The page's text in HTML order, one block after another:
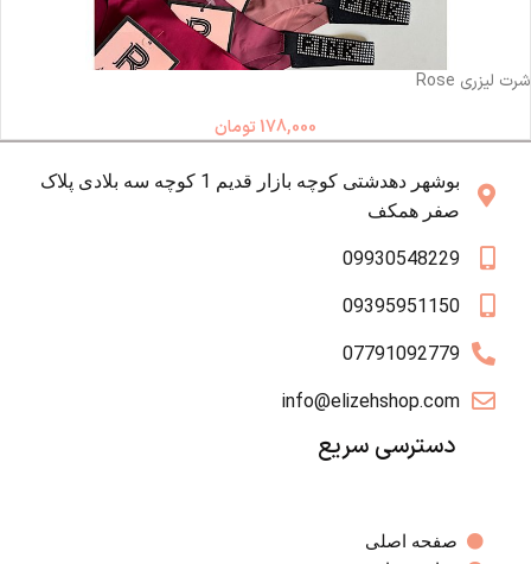
شرت لیزری Rose
178,000 تومان
بوشهر دهدشتی کوچه بازار قدیم 1 کوچه سه بلادی پلاک
صفر همکف
09930548229
09395951150
07791092779
info@elizehshop.com
دسترسی سریع
صفحه اصلی